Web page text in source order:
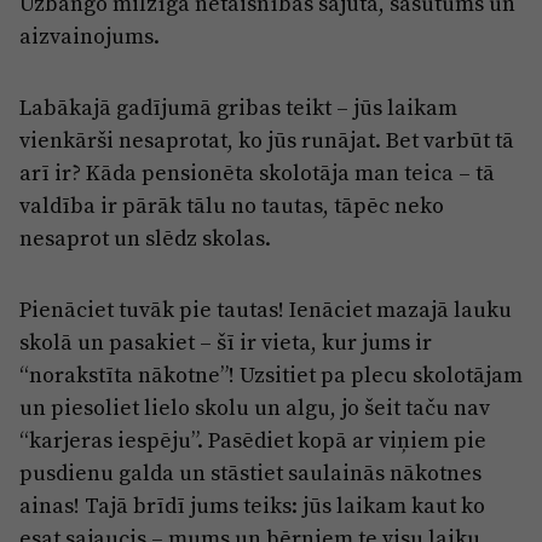
aizvainojums.
Labākajā gadījumā gribas teikt – jūs laikam
vienkārši nesaprotat, ko jūs runājat. Bet varbūt tā
arī ir? Kāda pensionēta skolotāja man teica – tā
valdība ir pārāk tālu no tautas, tāpēc neko
nesaprot un slēdz skolas.
Pienāciet tuvāk pie tautas! Ienāciet mazajā lauku
skolā un pasakiet – šī ir vieta, kur jums ir
“norakstīta nākotne”! Uzsitiet pa plecu skolotājam
un piesoliet lielo skolu un algu, jo šeit taču nav
“karjeras iespēju”. Pasēdiet kopā ar viņiem pie
pusdienu galda un stāstiet saulainās nākotnes
ainas! Tajā brīdī jums teiks: jūs laikam kaut ko